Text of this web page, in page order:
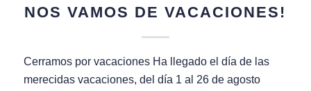
NOS VAMOS DE VACACIONES!
Cerramos por vacaciones Ha llegado el día de las
merecidas vacaciones, del día 1 al 26 de agosto